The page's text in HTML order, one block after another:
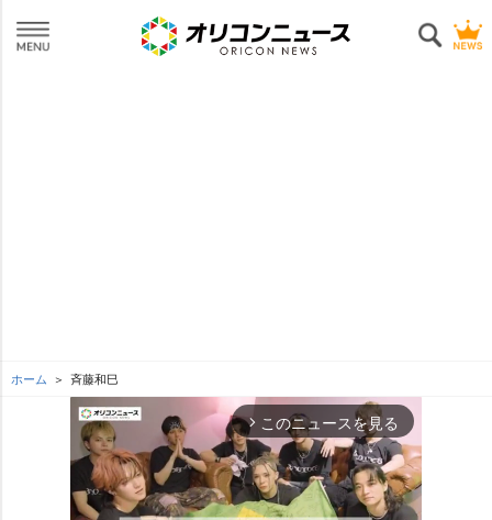
ホーム 斉藤和巳
arrow_forward_ios このニュースを見る